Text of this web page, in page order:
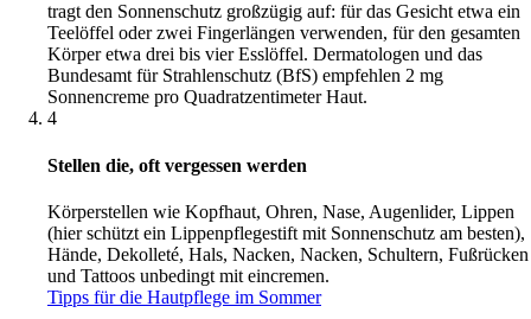
tragt den Sonnenschutz großzügig auf: für das Gesicht etwa ein
Teelöffel oder zwei Fingerlängen verwenden, für den gesamten
Körper etwa drei bis vier Esslöffel. Dermatologen und das
Bundesamt für Strahlenschutz (BfS) empfehlen 2 mg
Sonnencreme pro Quadratzentimeter Haut.
4
Stellen die, oft vergessen werden
Körperstellen wie Kopfhaut, Ohren, Nase, Augenlider, Lippen
(hier schützt ein Lippenpflegestift mit Sonnenschutz am besten),
Hände, Dekolleté, Hals, Nacken, Nacken, Schultern, Fußrücken
und Tattoos unbedingt mit eincremen.
Tipps für die Hautpflege im Sommer